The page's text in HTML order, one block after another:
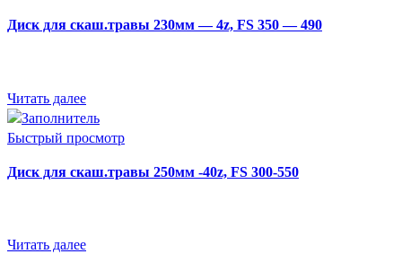
Диск для скаш.травы 230мм — 4z, FS 350 — 490
Читать далее
Быстрый просмотр
Диск для скаш.травы 250мм -40z, FS 300-550
Читать далее